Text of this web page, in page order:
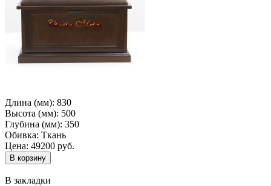
Длина (мм): 830
Высота (мм): 500
Глубина (мм): 350
Обивка: Ткань
Цена: 49200 руб.
В закладки